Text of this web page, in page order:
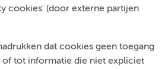
cookies' (door externe partijen
dat cookies geen toegang
of tot informatie die niet expliciet